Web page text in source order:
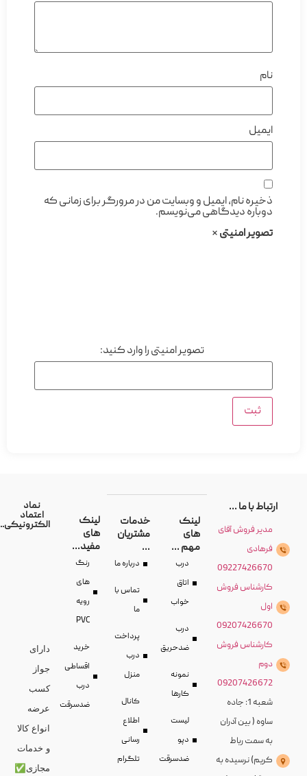
نام
ایمیل
ذخیره نام، ایمیل و وبسایت من در مرورگر برای زمانی که
دوباره دیدگاهی می‌نویسم.
تصویر امنیتی*
تصویر امنیتی را وارد کنید:
ارتباط با ما ...
مدیر فروش آفای
فرهادی
09227426670
کارشناس فروش
اول
09207426670
کارشناس فروش
دوم
09207426672
شعبه 1: جاده
ساوه ( بین آدران
به سمت رباط
کریم) نرسیده به
لینک
های
مهم ...
درب
اتاق
خواب
درب
ضدحریق
نمونه
کارها
لیست
دپو
ضدسرقت
خدمات
مشتریان
...
درباره ما
تماس با
ما
پرداخت
درب
منزل
کانال
اطلاع
رسانی
تلگرام
لینک
های
مفید...
رنگ
های
رویه
PVC
خرید
اقساطی
درب
ضدسرقت
نماد
اعتماد
الکترونیکی...
دارای
جواز
کسب
عرضه
انواع کالا
و خدمات
مجازی✅